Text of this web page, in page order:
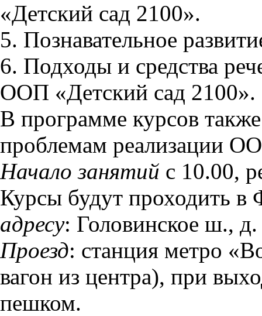
«Детский сад 2100».
5. Познавательное
6. Подходы и средства
ООП «Детский сад 2100».
В программе курсов
проблемам реализации
Начало занятий с 10.00,
Курсы будут
адресу: Головинское ш.,
Проезд: станция метро
вагон из центра), при
пешком.